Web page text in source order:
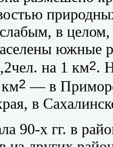
в целом,
южные
на 1 км2.
км2— в
в
90-х гг. в